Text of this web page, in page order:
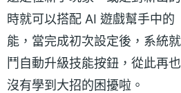
時就可以搭配 AI 遊戲幫手中的
能，當完成初次設定後，系統
鬥自動升級技能按鈕，從此再
沒有學到大招的困擾啦。